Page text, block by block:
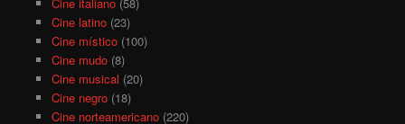
Cine latino(23)
Cine místico(100)
Cine mudo(8)
Cine musical (20)
Cine negro(18)
Cine norteamericano(220)